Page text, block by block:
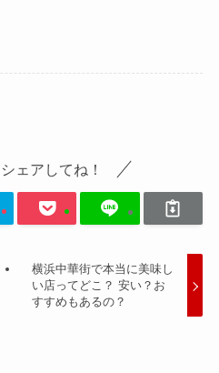
ェアしてね！
横浜中華街で本当に美味し
い店ってどこ？ 安い？お
すすめもあるの？